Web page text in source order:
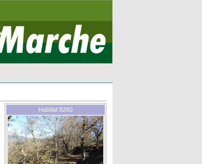
Habitat 9260